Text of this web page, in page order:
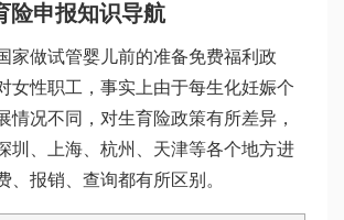
险申报知识导航
家做试管婴儿前的准备免费福利政
女性职工，事实上由于每生化妊娠个
情况不同，对生育险政策有所差异，
圳、上海、杭州、天津等各个地方进
、报销、查询都有所区别。